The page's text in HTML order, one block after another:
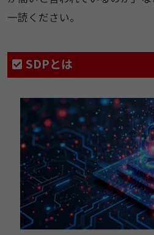
一読ください。
SDPとは